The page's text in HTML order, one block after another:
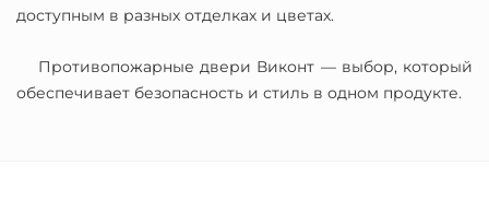
доступным в разных отделках и цветах.
Противопожарные двери Виконт — выбор, который
обеспечивает безопасность и стиль в одном продукте.